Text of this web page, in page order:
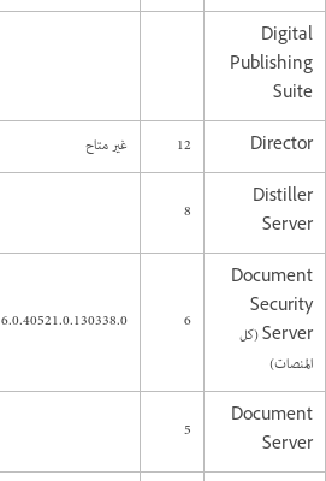
Digital
Publishing
Suite
Director
12 غير متاح
Distiller
Server
8
Document
Security
Server (كل
المنصات)
6
6.0.40521.0.130338.0
Document
Server
5